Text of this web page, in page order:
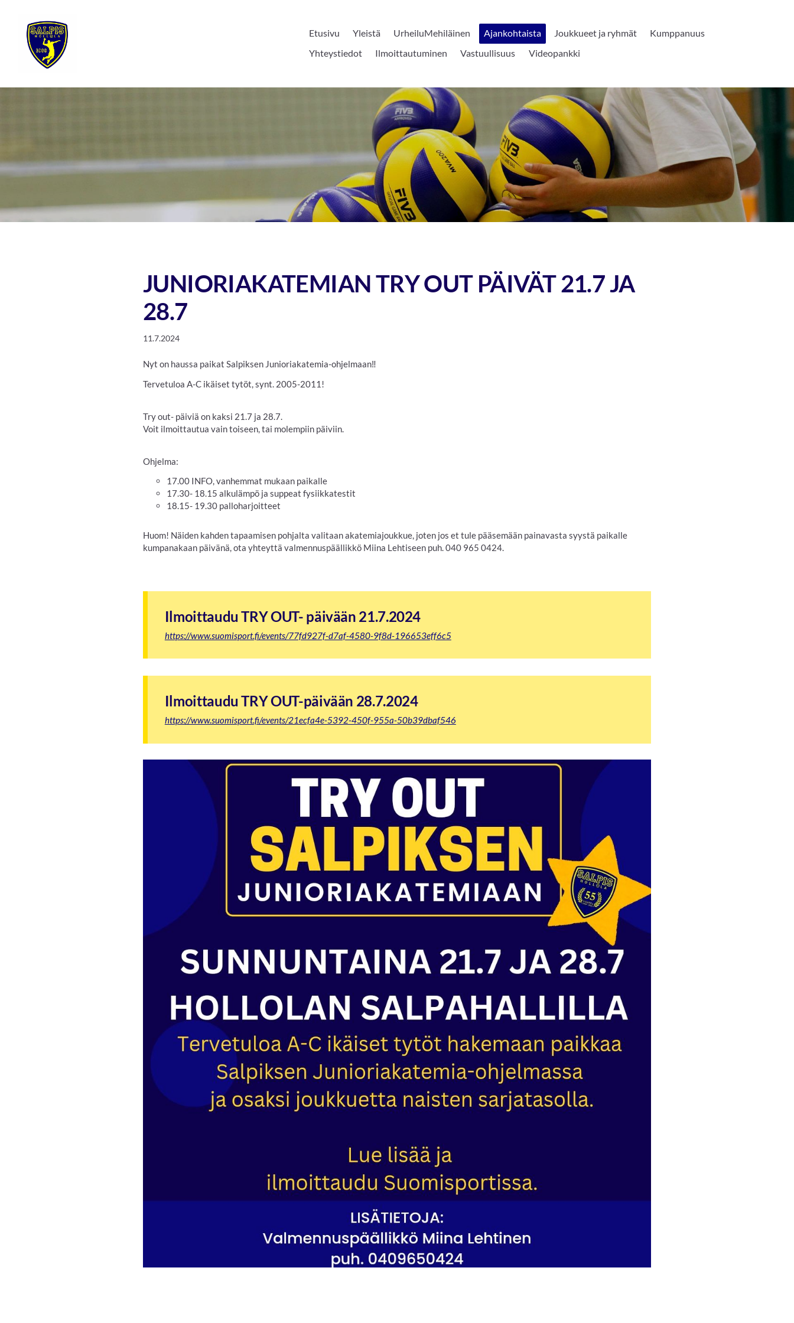
sisältöön
Sivuston etusivulle
Etusivu Yleistä UrheiluMehiläinen Ajankohtaista Joukkueet ja ryhmät
Kumppanuus
Yhteystiedot
Ilmoittautuminen Vastuullisuus Videopankki
JUNIORIAKATEMIAN TRY OUT PÄIVÄT 21.7 JA
28.7
11.7.2024
Nyt on haussa paikat Salpiksen Junioriakatemia-ohjelmaan‼️
Tervetuloa A-C ikäiset tytöt, synt. 2005-2011!
Try out- päiviä on kaksi 21.7 ja 28.7.
Voit ilmoittautua vain toiseen, tai molempiin päiviin.
Ohjelma:
17.00 INFO, vanhemmat mukaan paikalle
17.30- 18.15 alkulämpö ja suppeat fysiikkatestit
18.15- 19.30 palloharjoitteet
Huom! Näiden kahden tapaamisen pohjalta valitaan akatemiajoukkue, joten jos et tule pääsemään painavasta syystä paikalle
kumpanakaan päivänä, ota yhteyttä valmennuspäällikkö Miina Lehtiseen puh. 040 965 0424.
Ilmoittaudu TRY OUT- päivään 21.7.2024
https://www.suomisport.fi/events/77fd927f-d7af-4580-9f8d-196653eff6c5
Ilmoittaudu TRY OUT-päivään 28.7.2024
https://www.suomisport.fi/events/21ecfa4e-5392-450f-955a-50b39dbaf546